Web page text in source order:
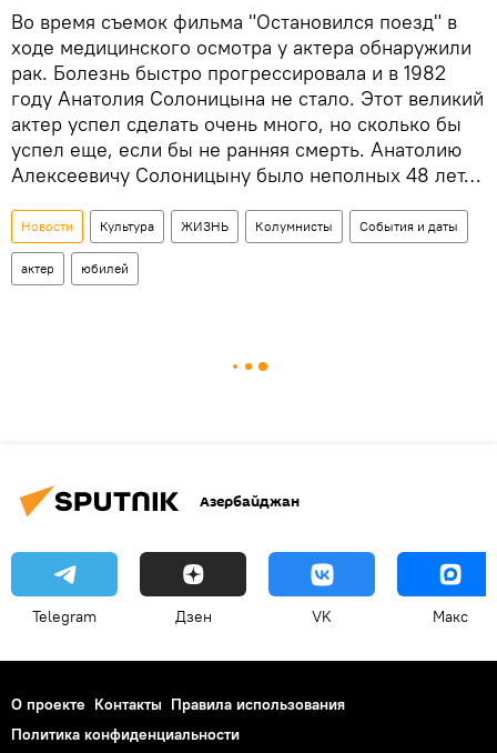
Во время съемок фильма "Остановился поезд" в
ходе медицинского осмотра у актера обнаружили
рак. Болезнь быстро прогрессировала и в 1982
году Анатолия Солоницына не стало. Этот великий
актер успел сделать очень много, но сколько бы
успел еще, если бы не ранняя смерть. Анатолию
Алексеевичу Солоницыну было неполных 48 лет…
Новости Культура ЖИЗНЬ Колумнисты События и даты
актер юбилей
Азербайджан
Telegram Дзен VK Макс
О проекте Контакты Правила использования
Политика конфиденциальности